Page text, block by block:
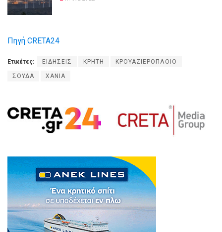
Πηγή CRETA24
Ετικέτες: ΕΙΔΗΣΕΙΣ ΚΡΗΤΗ ΚΡΟΥΑΖΙΕΡΟΠΛΟΙΟ
ΣΟΥΔΑ ΧΑΝΙΑ